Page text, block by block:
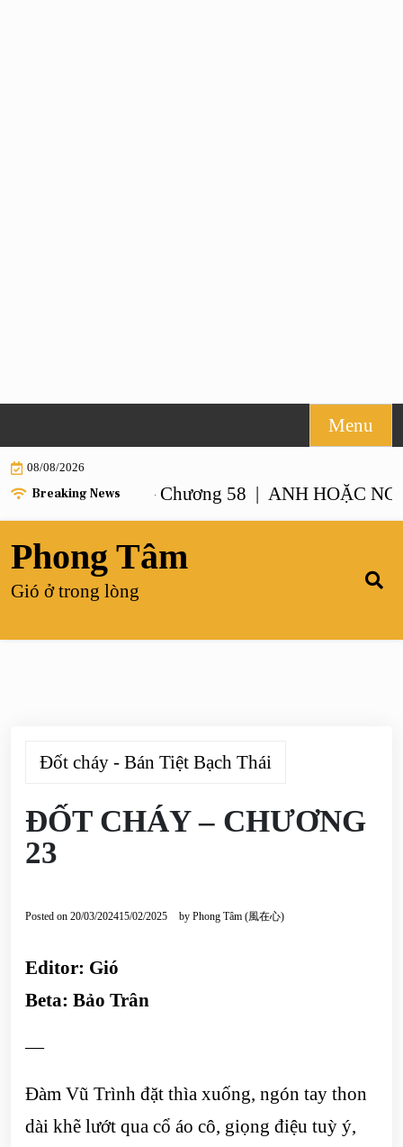
to
content
Menu
08/08/2026
Breaking News
NHƯ ANH – Chương 58 | ANH HOẶC NGƯỜI
Phong Tâm
Gió ở trong lòng
Đốt cháy - Bán Tiệt Bạch Thái
ĐỐT CHÁY – CHƯƠNG
23
Posted on 20/03/202415/02/2025 by Phong Tâm (風在心)
Editor: Gió
Beta: Bảo Trân
—
Đàm Vũ Trình đặt thìa xuống, ngón tay thon
dài khẽ lướt qua cổ áo cô, giọng điệu tuỳ ý,